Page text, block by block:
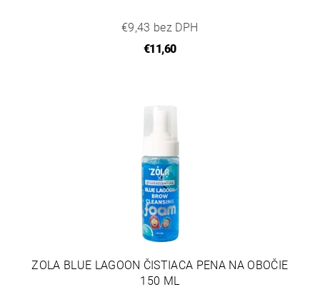
€9,43 bez DPH
€11,60
ZOLA BLUE LAGOON ČISTIACA PENA NA OBOČIE
150 ML